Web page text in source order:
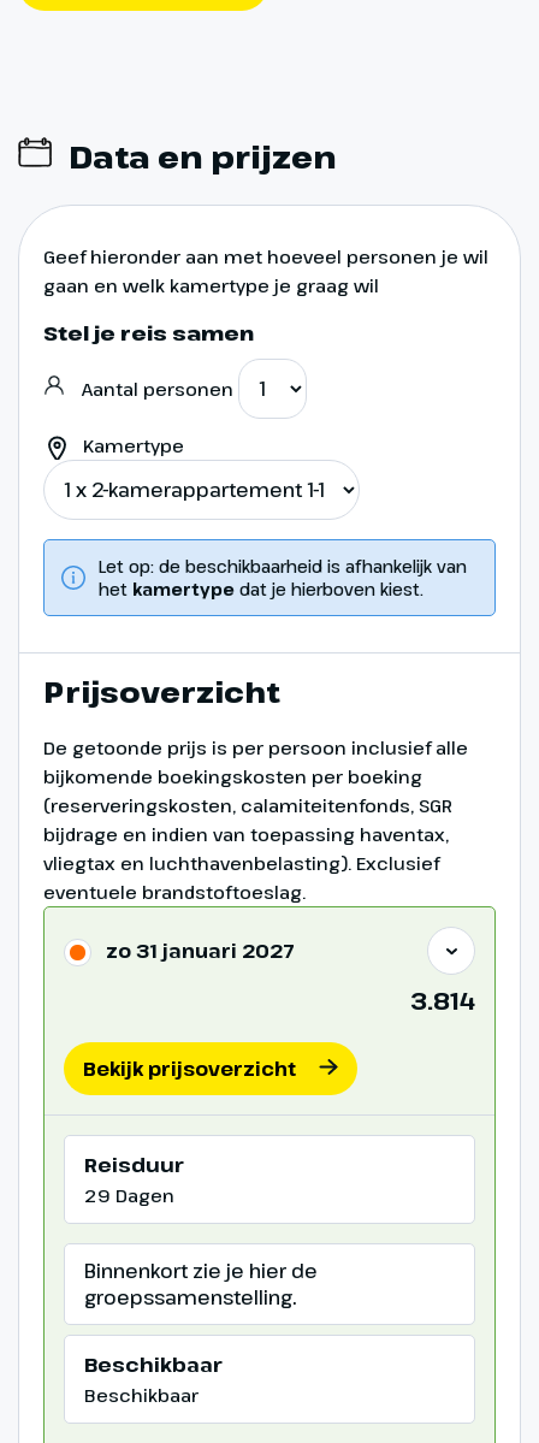
Data en prijzen
Geef hieronder aan met hoeveel personen je wil
gaan en welk kamertype je graag wil
Stel je reis samen
Aantal personen
Kamertype
Let op: de beschikbaarheid is afhankelijk van
het kamertype dat je hierboven kiest.
Prijsoverzicht
De getoonde prijs is per persoon inclusief alle
bijkomende boekingskosten per boeking
(reserveringskosten, calamiteitenfonds, SGR
bijdrage en indien van toepassing haventax,
vliegtax en luchthavenbelasting). Exclusief
eventuele brandstoftoeslag.
zo 31 januari 2027
3.814
Bekijk prijsoverzicht
Reisduur
29 Dagen
Binnenkort zie je hier de
groepssamenstelling.
Beschikbaar
Beschikbaar